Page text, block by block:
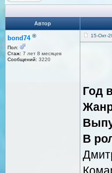
Автор
bond74 ®
Пол:
Стаж: 7 лет 8 месяцев
Сообщений: 3220
15-Окт-
Год
В